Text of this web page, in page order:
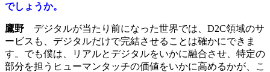
でしょうか。
鷹野 デジタルが当たり前になった世界では、D2C領域のサ
ービスも、デジタルだけで完結させることは確かにできま
す。でも僕は、リアルとデジタルをいかに融合させ、特定の
部分を担うヒューマンタッチの価値をいかに高めるかが、こ